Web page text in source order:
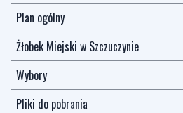
Plan ogólny
Żłobek Miejski w Szczuczynie
Wybory
Pliki do pobrania